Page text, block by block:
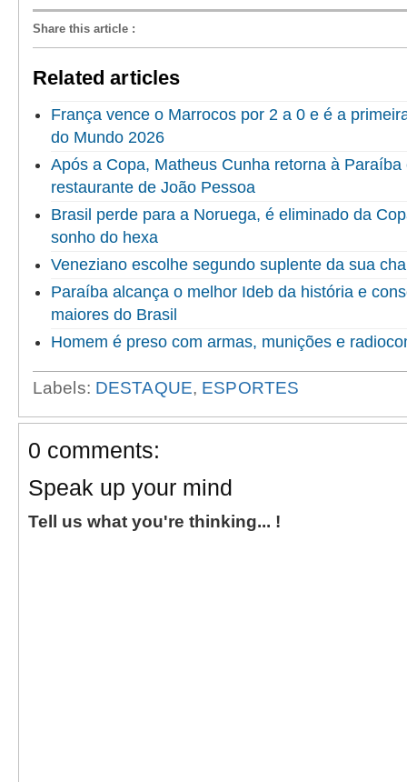
Share this article :
Related articles
França vence o Marrocos por 2 a 0 e é a
do Mundo 2026
Após a Copa, Matheus Cunha retorna à Paraíba
restaurante de João Pessoa
Brasil perde para a Noruega, é eliminado da
sonho do hexa
Veneziano escolhe segundo suplente da sua
Paraíba alcança o melhor Ideb da história e
maiores do Brasil
Homem é preso com armas, munições e
Labels: DESTAQUE, ESPORTES
0 comments:
Speak up your mind
Tell us what you're thinking... !